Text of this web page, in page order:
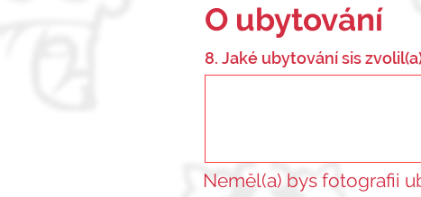
O ubytování
8. Jaké ubytování sis
Neměl(a) bys fotografii